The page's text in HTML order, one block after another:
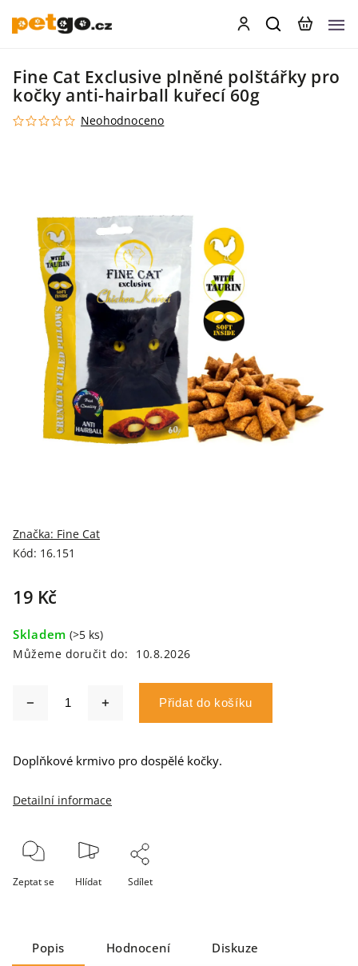
Fine Cat Exclusive plněné polštářky pro
kočky anti-hairball kuřecí 60g
Neohodnoceno
Kód: 16.151
Značka: Fine Cat
19 Kč
Skladem (>5 ks)
Můžeme doručit do:
10.8.2026
Přidat do košíku
Doplňkové krmivo pro dospělé kočky.
Detailní informace
Zeptat se Hlídat Sdílet
Popis Hodnocení Diskuze